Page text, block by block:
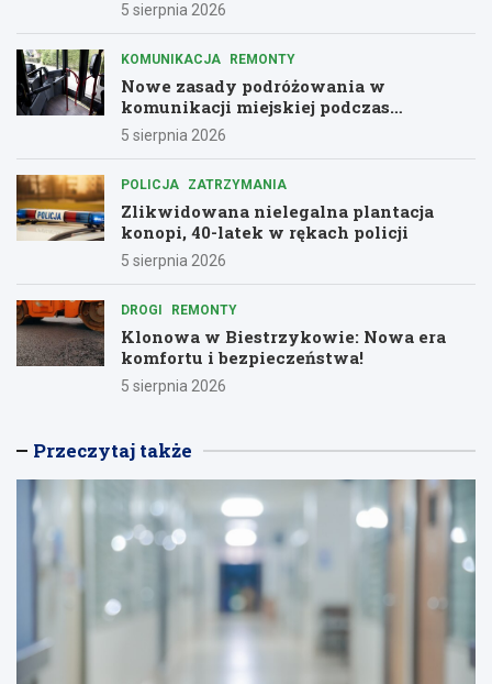
5 sierpnia 2026
KOMUNIKACJA REMONTY
Nowe zasady podróżowania w
komunikacji miejskiej podczas
remontów
5 sierpnia 2026
POLICJA ZATRZYMANIA
Zlikwidowana nielegalna plantacja
konopi, 40-latek w rękach policji
5 sierpnia 2026
DROGI REMONTY
Klonowa w Biestrzykowie: Nowa era
komfortu i bezpieczeństwa!
5 sierpnia 2026
Przeczytaj także